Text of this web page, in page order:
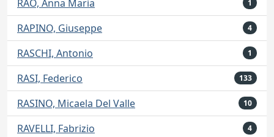
RAO, Anna Maria 1
RAPINO, Giuseppe 4
RASCHI, Antonio 1
RASI, Federico 133
RASINO, Micaela Del Valle 10
RAVELLI, Fabrizio 4